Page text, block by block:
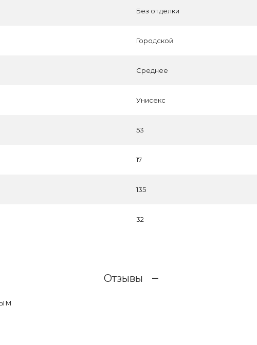
Без отделки
Городской
Среднее
Унисекс
53
17
135
32
Отзывы